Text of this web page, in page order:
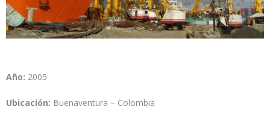
Año: 2005
Ubicación: Buenaventura – Colombia